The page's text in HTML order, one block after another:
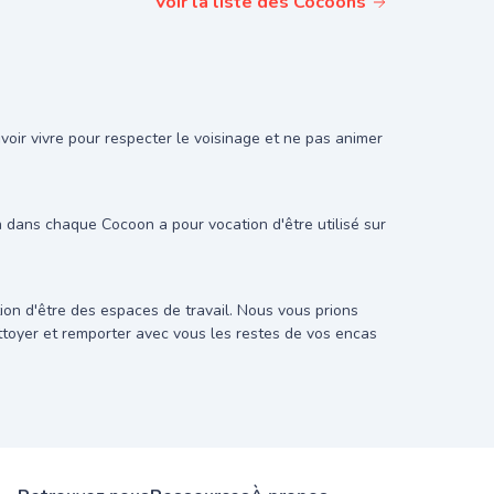
vivre pour respecter le voisinage et ne pas animer
dans chaque Cocoon a pour vocation d'être utilisé sur
d'être des espaces de travail. Nous vous prions
et remporter avec vous les restes de vos encas